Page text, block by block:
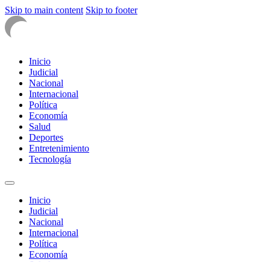
Skip to main content Skip to footer
Inicio
Judicial
Nacional
Internacional
Política
Economía
Salud
Deportes
Entretenimiento
Tecnología
Inicio
Judicial
Nacional
Internacional
Política
Economía